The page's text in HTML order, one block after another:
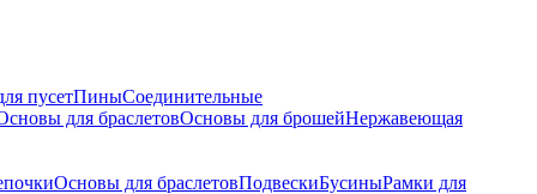
пусетПиныСоединительные
для браслетовОсновы для брошейНержавеющая
Основы для браслетовПодвескиБусиныРамки для